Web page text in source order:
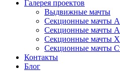
Галерея проектов
Выдвижные мачты
Секционные мачты
Секционные мачты
Секционные мачты
Секционные мачты
Контакты
Блог